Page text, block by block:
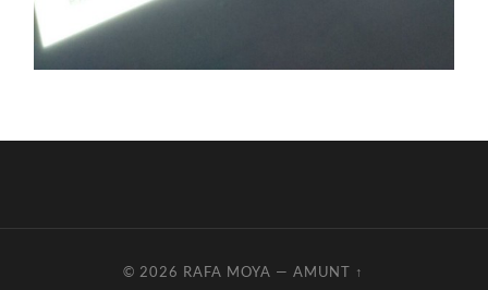
© 2026 RAFA MOYA —AMUNT ↑